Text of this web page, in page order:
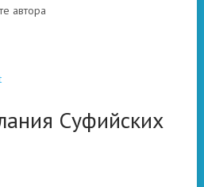
автора
Суфийских